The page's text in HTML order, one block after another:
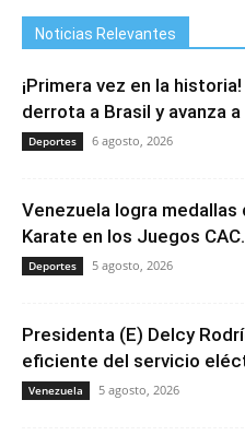
Noticias Relevantes
¡Primera vez en la
derrota a Brasil y avanza a
Deportes 6 agosto, 2026
Venezuela logra
Karate en los Juegos
Deportes 5 agosto, 2026
Presidenta (E) Delcy
eficiente del servicio
Venezuela 5 agosto, 2026